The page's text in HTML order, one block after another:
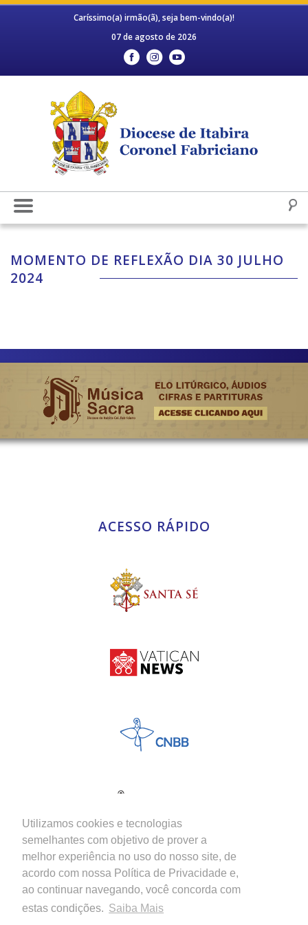
Utilizamos cookies e tecnologias
semelhantes com objetivo de prover a
melhor experiência no uso do nosso site, de
acordo com nossa Política de Privacidade e,
ao continuar navegando, você concorda com
estas condições. Saiba Mais
Caríssimo(a) irmão(ã), seja bem-vindo(a)!
07 de agosto de 2026
MOMENTO DE REFLEXÃO DIA 30 JULHO
2024
ACESSO RÁPIDO